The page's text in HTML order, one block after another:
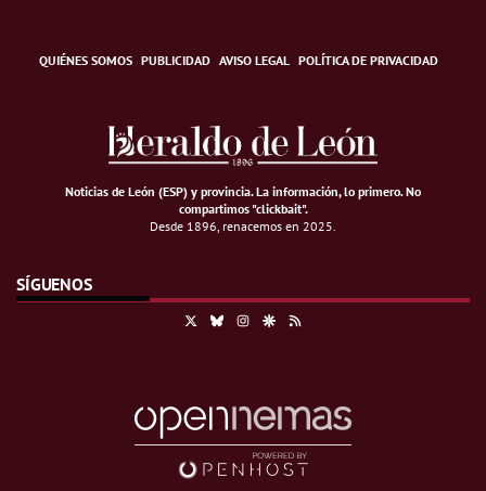
QUIÉNES SOMOS PUBLICIDAD AVISO LEGAL POLÍTICA DE PRIVACIDAD
Noticias de León (ESP) y provincia. La información, lo primero.No
compartimos "clickbait".
Desde 1896, renacemos en 2025.
SÍGUENOS
BlueskyInstagramGoogle Discover